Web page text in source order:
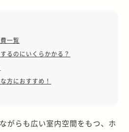
一覧
るのにいくらかかる？
方におすすめ！
がらも広い室内空間をもつ、ホ